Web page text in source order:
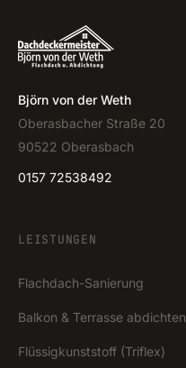
Björn von der Weth
Oberasbacher Straße 20
90522 Oberasbach
0157 72538492
LEISTUNGEN
Flachdach-Sanierung
Balkon & Terrasse abdichten
Flüssigkunststoff (Triflex)